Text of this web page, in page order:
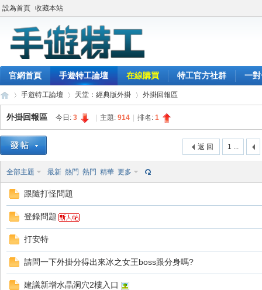
設為首頁 收藏本站
官網首頁 手遊特工論壇 在線購買 特工官方社群 一
»
手遊特工論壇 天堂：經典版外掛 外掛回報區
外掛回報區 今日: 3 主題: 914 排名: 1
1 ...
返 回
全部主題 最新 熱門 熱門 精華 更多
跟隨打怪問題
登錄問題
打安特
請問一下外掛分得出來冰之女王boss跟分身嗎?
建議新增水晶洞穴2樓入口